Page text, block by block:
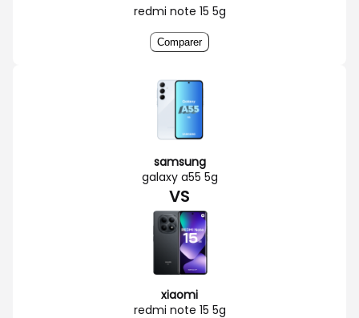
redmi note 15 5g
Comparer
samsung
galaxy a55 5g
VS
xiaomi
redmi note 15 5g